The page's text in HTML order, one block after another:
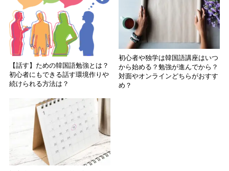
【話す】ための韓国語勉強とは？
初心者にもできる話す環境作りや
続けられる方法は？
初心者や独学は韓国語講座はいつ
から始める？勉強が進んでから？
対面やオンラインどちらがおすす
め？